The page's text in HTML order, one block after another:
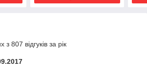
807 відгуків за рік